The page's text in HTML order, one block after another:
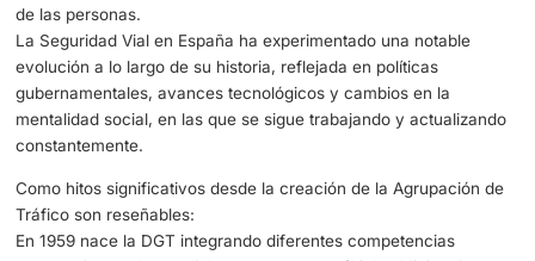
Gazapo junto a Francisco Paz durante la
entrevista para la revista EMU.
1.- General, en estos 65 años de la
de Tráfico de la Guardia Civil, ¿Cuáles
considera que han sido los hitos más
importantes en la mejora de la